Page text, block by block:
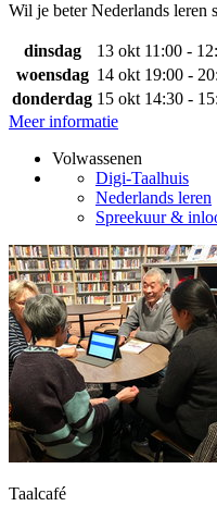
Wil je beter Nederlands leren
dinsdag 13 okt 11:00 -
woensdag 14 okt 19:00 -
donderdag 15 okt 14:30 -
Meer informatie
Volwassenen
Digi-Taalhuis
Nederlands leren
Spreekuur &
Taalcafé